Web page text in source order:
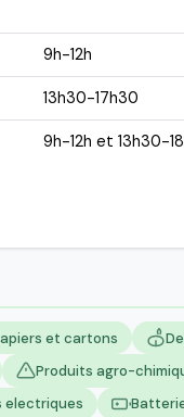
9h-12h
13h30-17h30
9h-12h et 13h30-
et cartons
Produits agro-
electriques